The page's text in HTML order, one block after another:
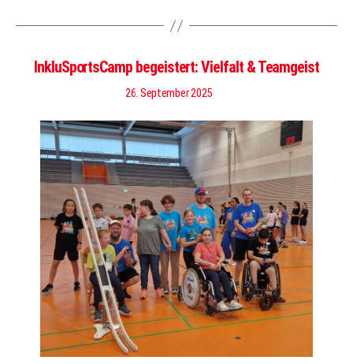
InkluSportsCamp begeistert: Vielfalt & Teamgeist
26. September 2025